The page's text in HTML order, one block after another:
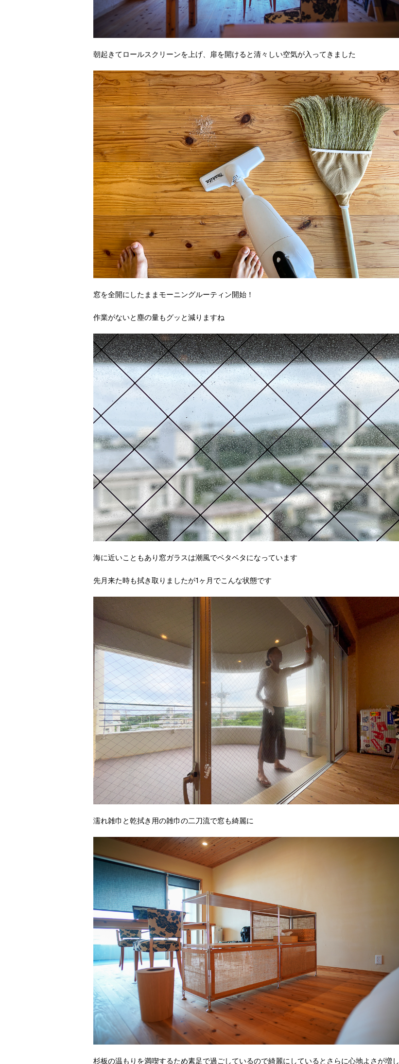
朝起きてロールスクリーンを上げ、扉を開けると清々しい空気が入ってきました
窓を全開にしたままモーニングルーティン開始！
作業がないと塵の量もグッと減りますね
海に近いこともあり窓ガラスは潮風でベタベタになっています
先月来た時も拭き取りましたが1ヶ月でこんな状態です
濡れ雑巾と乾拭き用の雑巾の二刀流で窓も綺麗に
杉板の温もりを満喫するため素足で過ごしているので綺麗にしているとさらに心地よさが増し